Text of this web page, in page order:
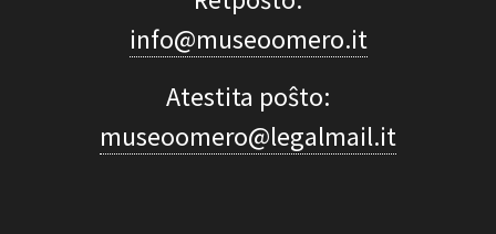
info@museoomero.it
Atestita poŝto:
museoomero@legalmail.it